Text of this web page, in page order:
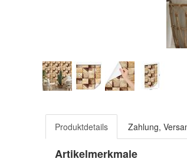
Produktdetails Zahlung,
Artikelmerkmale